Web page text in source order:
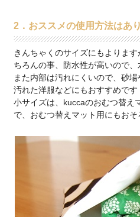
2．おススメの使用方法はあ
きんちゃくのサイズにもよりま
ちろんの事、防水性が高いので、
また内部は汚れにくいので、砂
汚れた洋服などにもおすすめです
小サイズは、kuccaのおむつ替え
で、おむつ替えマット用にもおそ